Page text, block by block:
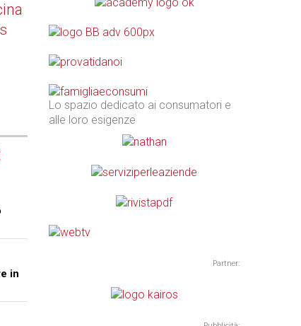
in
Lo spazio dedicato ai consumatori e
alle loro esigenze
Partner: